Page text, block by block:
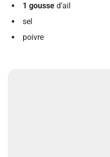
1 gousse d’ail
sel
poivre